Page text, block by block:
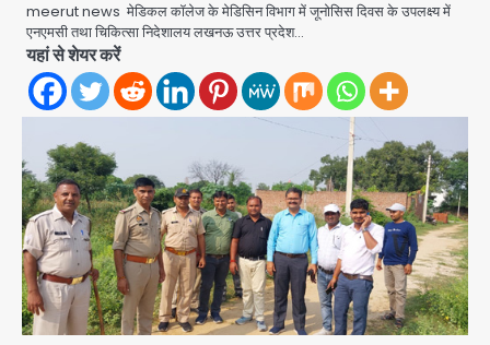
meerut news मेडिकल कॉलेज के मेडिसिन विभाग में जूनोसिस दिवस के उपलक्ष्य में
एनएमसी तथा चिकित्सा निदेशालय लखनऊ उत्तर प्रदेश…
यहां से शेयर करें
2 Team JHJ
Petrol bomb attack on Shakib
Al Hasan’s house: शेख हसीना की
वर्चुअल प्रेस कॉन्फ्रेंस में जुड़ने पर भड़का
गुस्सा, शाकिब अल हसन के मगुरा स्थित घर पर
पेट्रोल बम से हमला
4
Rasra Assembly seat: बसपा के
इकलौते विधायक उमाशंकर सिंह का निधन, दो
साल से कैंसर से जूझ रहे थे
Avinash Kumar
डीएम अस्मिता लाल ने गोद में उठाकर दिया
अपनत्व का सहारा